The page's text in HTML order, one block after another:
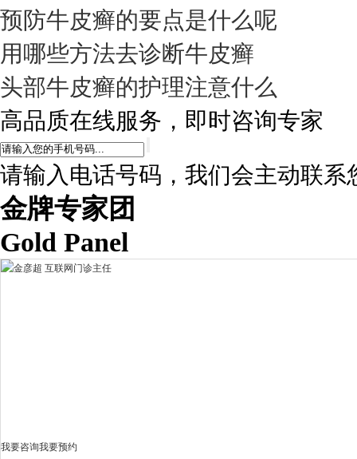
预防牛皮癣的要点是什么呢
用哪些方法去诊断牛皮癣
头部牛皮癣的护理注意什么
高品质在线服务，即时咨询专家
请输入电话号码，我们会主动联系
金牌专家团
Gold Panel
我要咨询我要预约